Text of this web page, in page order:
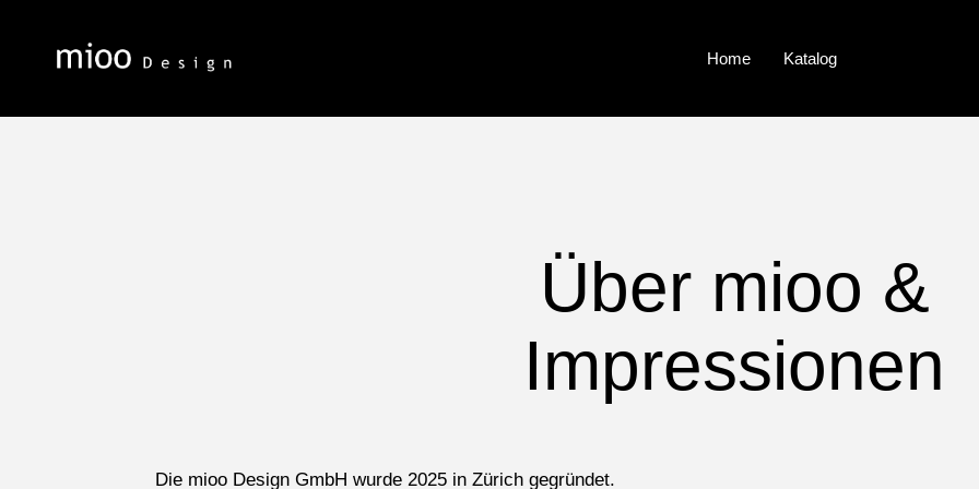
Home Katalog
Über mioo &
Impressionen
Die mioo Design GmbH wurde 2025 in Zürich gegründet.